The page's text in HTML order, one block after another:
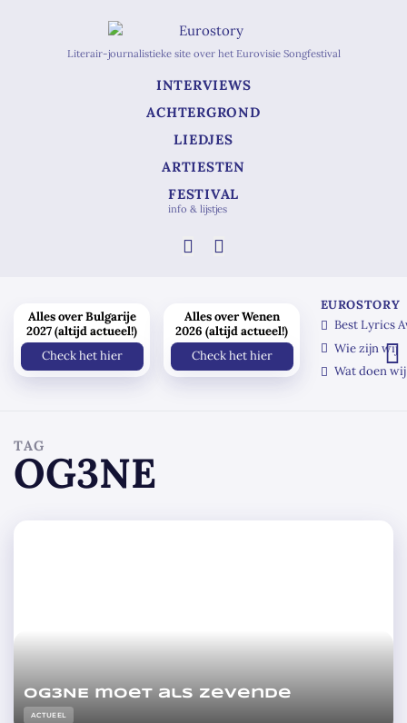
Literair-journalistieke site over het Eurovisie Songfestival
INTERVIEWS
ACHTERGROND
LIEDJES
ARTIESTEN
FESTIVAL
info & lijstjes
TAG
OG3NE
OG3NE moet als zevende
ACTUEEL
Alles over Bulgarije
2027 (altijd actueel!)
Check het hier
Alles over Wenen
2026 (altijd actueel!)
Check het hier
EUROSTORY
Best Lyrics
Wie zijn wij
Wat doen wij